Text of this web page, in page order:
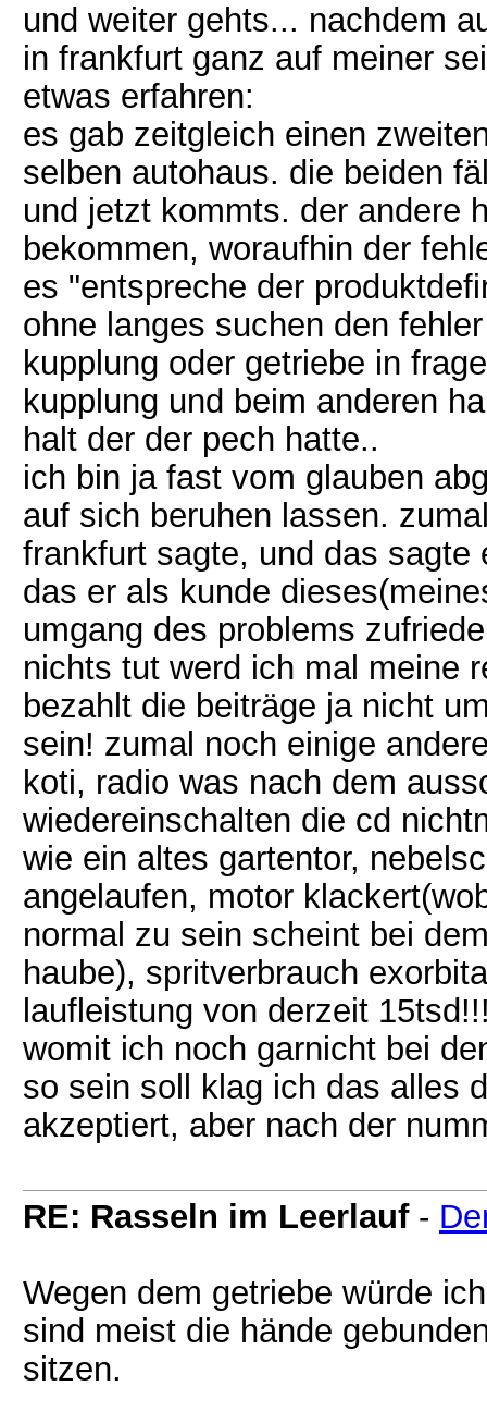
und weiter gehts... nachdem
in frankfurt ganz auf meiner
etwas erfahren:
es gab zeitgleich einen
selben autohaus. die beiden
und jetzt kommts. der andere
bekommen, woraufhin der
es "entspreche der
ohne langes suchen den
kupplung oder getriebe in
kupplung und beim anderen
halt der der pech hatte..
ich bin ja fast vom glauben
auf sich beruhen lassen.
frankfurt sagte, und das
das er als kunde
umgang des problems
nichts tut werd ich mal meine
bezahlt die beiträge ja nicht
sein! zumal noch einige
koti, radio was nach dem
wiedereinschalten die cd
wie ein altes gartentor,
angelaufen, motor
normal zu sein scheint bei
haube), spritverbrauch
laufleistung von derzeit
womit ich noch garnicht bei
so sein soll klag ich das alles
akzeptiert, aber nach der
RE: Rasseln im Leerlauf-
Wegen dem getriebe würde
sind meist die hände
sitzen.